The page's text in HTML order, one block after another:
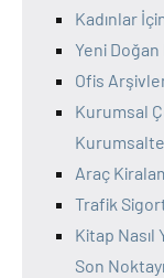
Kadınlar
Yeni
Ofis
Kurumsal
Araç
Trafik
Kitap Nasıl
Son